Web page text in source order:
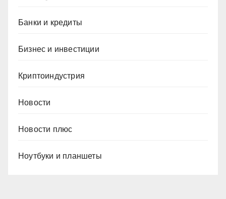
Банки и кредиты
Бизнес и инвестиции
Криптоиндустрия
Новости
Новости плюс
Ноутбуки и планшеты